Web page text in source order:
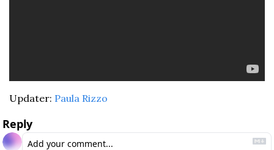
Updater: Paula Rizzo
Reply